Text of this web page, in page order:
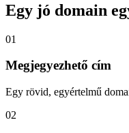
Egy jó domain
01
Megjegyezhető cím
Egy rövid, egyértelmű
02